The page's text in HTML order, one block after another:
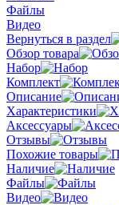
Файлы
Видео
Вернуться в раздел
Обзор товара
Набор
Комплект
Описание
Характеристики
Аксессуары
Отзывы
Похожие товары
Наличие
Файлы
Видео